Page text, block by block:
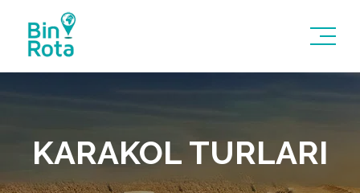
KARAKOL TURLARI